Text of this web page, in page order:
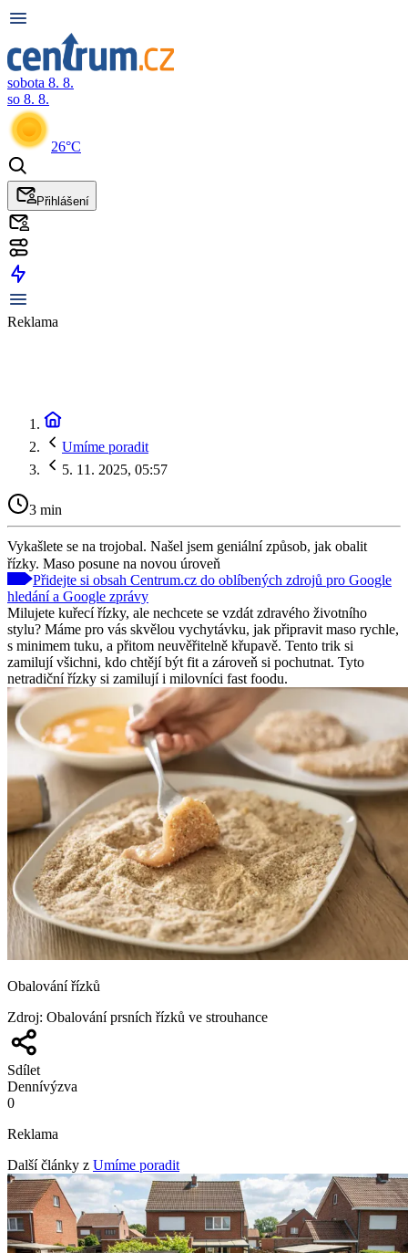
sobota 8. 8.
so 8. 8.
26°C
Přihlášení
Reklama
Umíme poradit
5. 11. 2025, 05:57
3 min
Vykašlete se na trojobal. Našel jsem geniální způsob, jak obalit
řízky. Maso posune na novou úroveň
Přidejte si obsah Centrum.cz do oblíbených zdrojů pro Google
hledání a Google zprávy
Milujete kuřecí řízky, ale nechcete se vzdát zdravého životního
stylu? Máme pro vás skvělou vychytávku, jak připravit maso rychle,
s minimem tuku, a přitom neuvěřitelně křupavě. Tento trik si
zamilují všichni, kdo chtějí být fit a zároveň si pochutnat. Tyto
netradiční řízky si zamilují i milovníci fast foodu.
Obalování řízků
Zdroj: Obalování prsních řízků ve strouhance
Sdílet
Dennívýzva
0
Reklama
Další články z Umíme poradit